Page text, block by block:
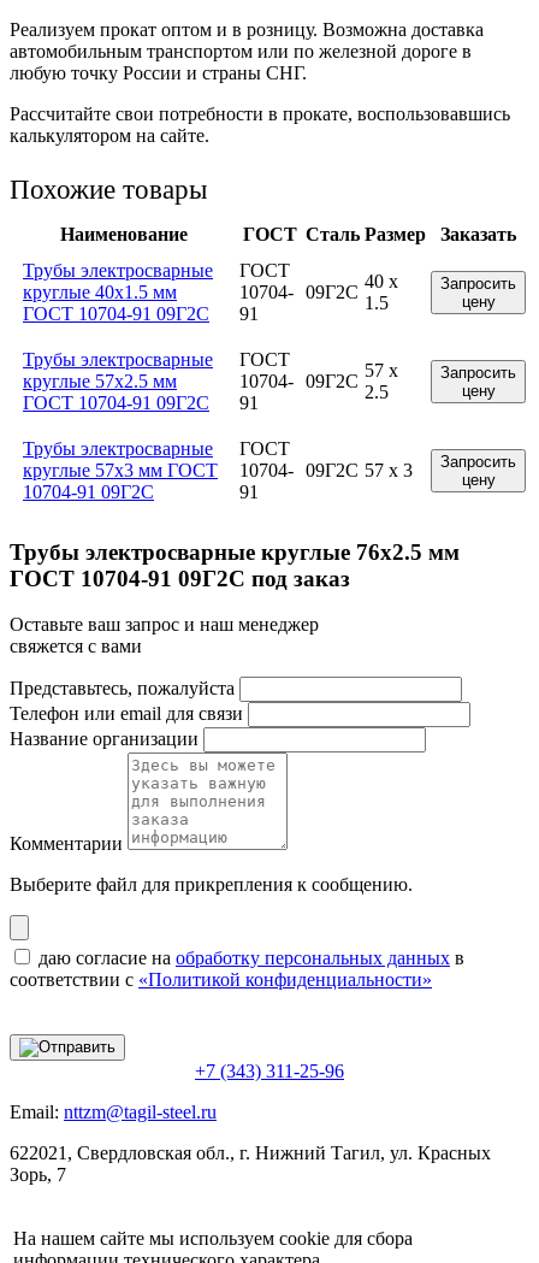
Реализуем прокат оптом и в розницу. Возможна доставка
автомобильным транспортом или по железной дороге в
любую точку России и страны СНГ.
Рассчитайте свои потребности в прокате, воспользовавшись
калькулятором на сайте.
Похожие товары
Наименование ГОСТ Сталь Размер
Заказать
Трубы электросварные
круглые 40x1.5 мм
ГОСТ 10704-91 09Г2С
ГОСТ
10704-
91
09Г2С
40 x
1.5
Запросить
цену
Трубы электросварные
круглые 57x2.5 мм
ГОСТ 10704-91 09Г2С
ГОСТ
10704-
91
09Г2С
57 x
2.5
Запросить
цену
Трубы электросварные
круглые 57x3 мм ГОСТ
10704-91 09Г2С
ГОСТ
10704-
91
09Г2С 57 x 3
Запросить
цену
Трубы электросварные круглые 76x2.5 мм
ГОСТ 10704-91 09Г2С под заказ
Оставьте ваш запрос и наш менеджер
свяжется с вами
Представьтесь, пожалуйста
Телефон или email для связи
Название организации
Комментарии
Выберите файл для прикрепления к сообщению.
даю согласие на обработку персональных данных в
соответствии с «Политикой конфиденциальности»
+7 (343) 311-25-96
Email: nttzm@tagil-steel.ru
622021, Свердловская обл., г. Нижний Тагил, ул. Красных
Зорь, 7
На нашем сайте мы используем cookie для сбора